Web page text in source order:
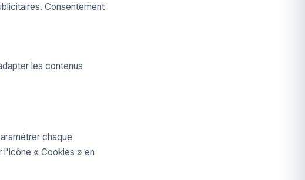
Consentement
les contenus
chaque
« Cookies » en